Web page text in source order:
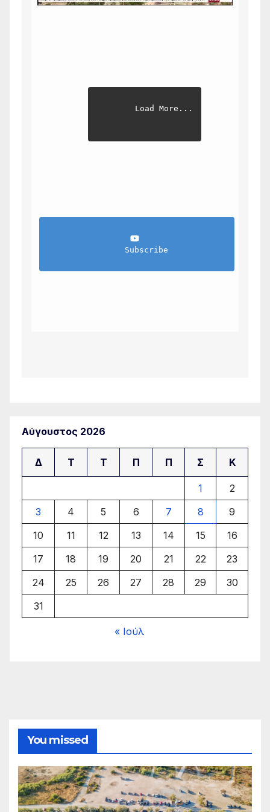
Load More...
                Subscribe
Αύγουστος 2026
Δ Τ Τ Π Π Σ Κ
1
2
3
4 5 6 7 8
9
10
11 12 13 14 15
16
17
18 19 20 21 22
23
24
25 26 27 28 29
30
31
« Ιούλ
You missed